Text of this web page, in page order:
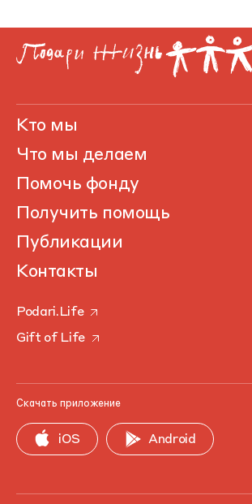
Кто мы
Что мы делаем
Помочь фонду
Получить помощь
Публикации
Контакты
Podari.Life
Gift of Life
Скачать приложение
iOS Android